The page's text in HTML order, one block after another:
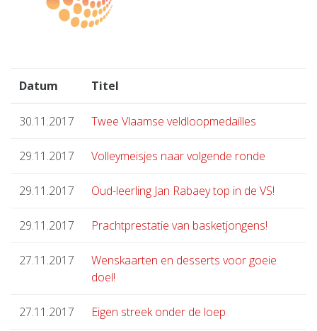
Datum Titel
30.11.2017 Twee Vlaamse veldloopmedailles
29.11.2017 Volleymeisjes naar volgende ronde
29.11.2017 Oud-leerling Jan Rabaey top in de VS!
29.11.2017 Prachtprestatie van basketjongens!
27.11.2017
Wenskaarten en desserts voor goeie
doel!
27.11.2017 Eigen streek onder de loep